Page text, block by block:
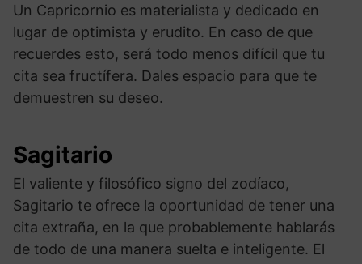
Un Capricornio es materialista y dedicado en
lugar de optimista y erudito. En caso de que
recuerdes esto, será todo menos difícil que tu
cita sea fructífera. Dales espacio para que te
demuestren su deseo.
Sagitario
El valiente y filosófico signo del zodíaco,
Sagitario te ofrece la oportunidad de tener una
cita extraña, en la que probablemente hablarás
de todo de una manera suelta e inteligente. El